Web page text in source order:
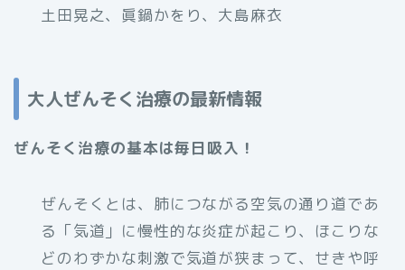
土田晃之、眞鍋かをり、大島麻衣
大人ぜんそく治療の最新情報
ぜんそく治療の基本は毎日吸入！
ぜんそくとは、肺につながる空気の通り道であ
る「気道」に慢性的な炎症が起こり、ほこりな
どのわずかな刺激で気道が狭まって、せきや呼